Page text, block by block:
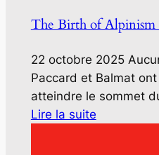
The Birth of Alpinism
22 octobre 2025
Paccard et Balmat
atteindre le sommet
Lire la suite